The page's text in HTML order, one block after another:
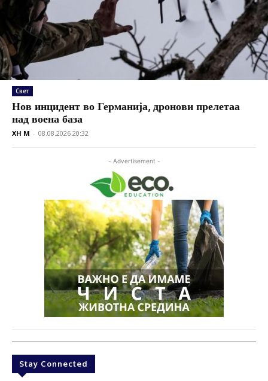
Свет
Нов инцидент во Германија, дронови прелетаа
над воена база
XH M - 08.08.2026 20:32
- Advertisement -
Stay Connected